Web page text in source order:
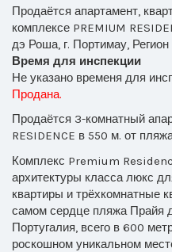
Продаётся апартамент,
комплексе PREMIUM
дэ Роша, г. Портимау,
Время для инспекции
Не указано временя для
Продана.
Продаётся 3-комнатный
RESIDENCE в 550 м. от
Комплекс Premium
архитектуры класса люкс
квартиры и трёхкомнатные
самом сердце пляжа Прайя
Португалия, всего в 600
роскошном уникальном